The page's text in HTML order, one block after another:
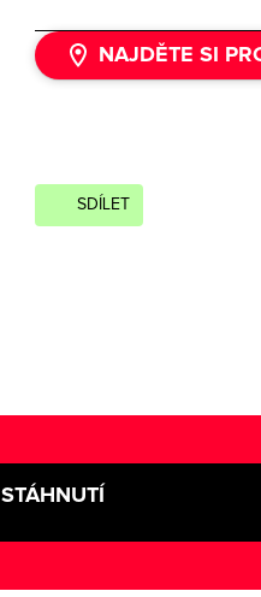
NAJDĚTE SI
SDÍLET